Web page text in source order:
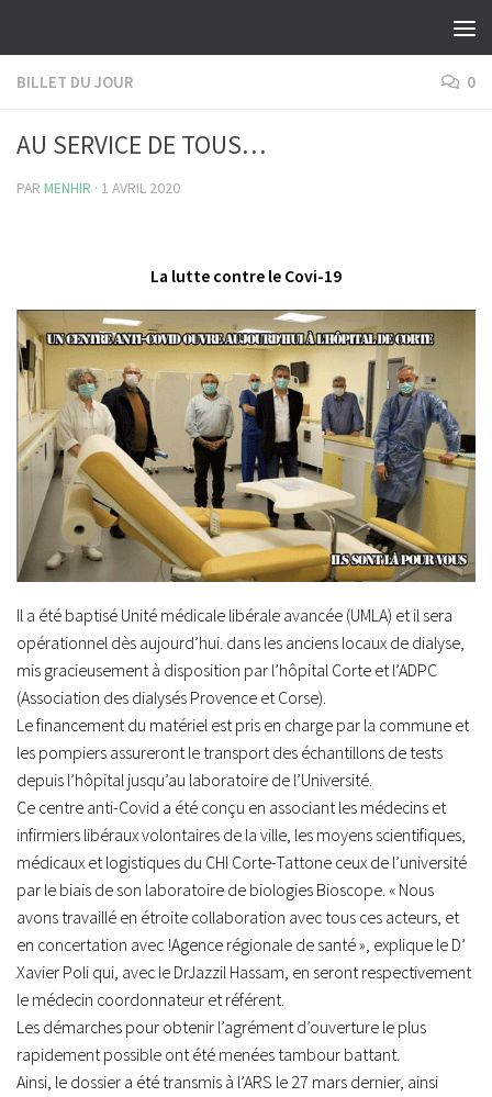
BILLET DU JOUR 0
AU SERVICE DE TOUS…
PAR MENHIR · 1 AVRIL 2020
La lutte contre le Covi-19
Il a été baptisé Unité médicale libérale avancée (UMLA) et il sera
opérationnel dès aujourd’hui. dans les anciens locaux de dialyse,
mis gracieusement à disposition par l’hôpital Corte et l’ADPC
(Association des dialysés Provence et Corse).
Le financement du matériel est pris en charge par la commune et
les pompiers assureront le transport des échantillons de tests
depuis l’hôpital jusqu’au laboratoire de l’Université.
Ce centre anti-Covid a été conçu en associant les médecins et
infirmiers libéraux volontaires de la ville, les moyens scientifiques,
médicaux et logistiques du CHI Corte-Tattone ceux de l’université
par le biais de son laboratoire de biologies Bioscope. « Nous
avons travaillé en étroite collaboration avec tous ces acteurs, et
en concertation avec !Agence régionale de santé », explique le D’
Xavier Poli qui, avec le DrJazzil Hassam, en seront respectivement
le médecin coordonnateur et référent.
Les démarches pour obtenir l’agrément d’ouverture le plus
rapidement possible ont été menées tambour battant.
Ainsi, le dossier a été transmis à l’ARS le 27 mars dernier, ainsi